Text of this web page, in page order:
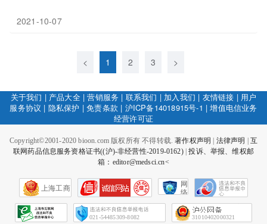
2021-10-07
< 1 2 3 >
关于我们 | 产品大全|营销服务 | 联系我们 | 加入我们 | 友情链接 | 用户
服务协议 | 隐私保护 |免责条款 | 沪ICP备14018915号-1 |增值电信业务
经营许可证
Copyright©2001-2020 bioon.com 版权所有 不得转载.著作权声明 法律声明
互
联网药品信息服务资格证书((沪)-非经营性-2019-0162)|投诉、举报、维权邮
箱：editor@medsci.cn<
上海工商
网
络
会
征
021-54485309-8082 31010402000321